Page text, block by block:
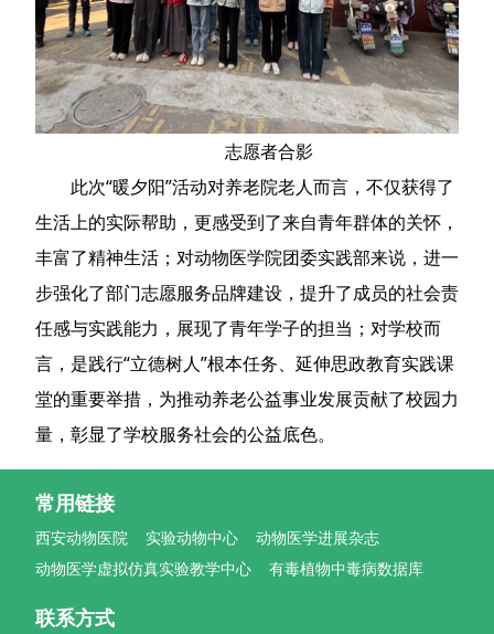
志愿者合影
此次“暖夕阳”活动对养老院老人而言，不仅获得了
生活上的实际帮助，更感受到了来自青年群体的关怀，
丰富了精神生活；对动物医学院团委实践部来说，进一
步强化了部门志愿服务品牌建设，提升了成员的社会责
任感与实践能力，展现了青年学子的担当；对学校而
言，是践行“立德树人”根本任务、延伸思政教育实践课
堂的重要举措，为推动养老公益事业发展贡献了校园力
量，彰显了学校服务社会的公益底色。
常用链接
西安动物医院 实验动物中心
动物医学进展杂志
动物医学虚拟仿真实验教学中心
有毒植物中毒病数据库
联系方式